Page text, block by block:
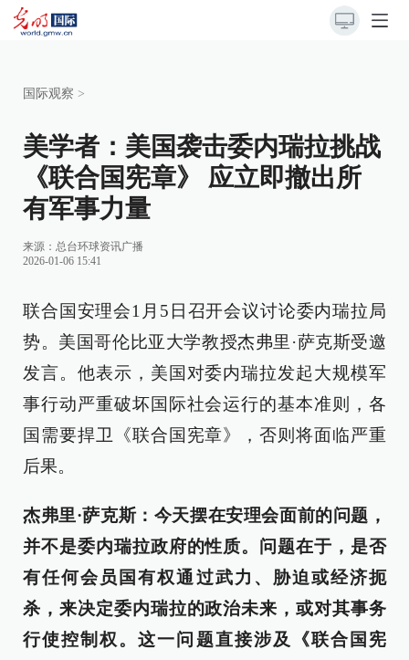
国际观察 >
美学者：美国袭击委内瑞拉挑战
《联合国宪章》 应立即撤出所
有军事力量
来源： 总台环球资讯广播
2026-01-06 15:41
联合国安理会1月5日召开会议讨论委内瑞拉局
势。美国哥伦比亚大学教授杰弗里·萨克斯受邀
发言。他表示，美国对委内瑞拉发起大规模军
事行动严重破坏国际社会运行的基本准则，各
国需要捍卫《联合国宪章》，否则将面临严重
后果。
杰弗里·萨克斯：今天摆在安理会面前的问题，
并不是委内瑞拉政府的性质。问题在于，是否
有任何会员国有权通过武力、胁迫或经济扼
杀，来决定委内瑞拉的政治未来，或对其事务
行使控制权。这一问题直接涉及《联合国宪